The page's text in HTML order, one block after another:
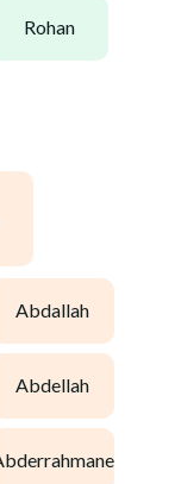
rohan
abdallah
abdellah
abderrahmane